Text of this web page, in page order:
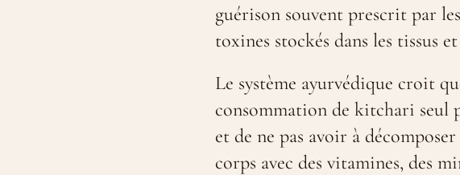
guérison souvent prescrit par
toxines stockés dans les tissus
Le système ayurvédique croit
consommation de kitchari seul
et de ne pas avoir à
corps avec des vitamines, des